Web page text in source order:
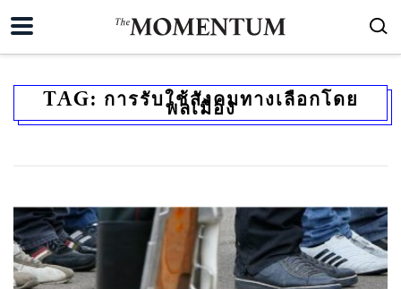
TAG: การรับใช้สังคมทางเลือกโดย
พลเมือง